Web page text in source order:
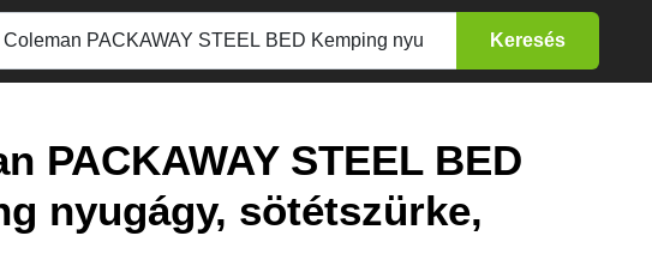
PACKAWAY STEEL BED
nyugágy, sötétszürke,